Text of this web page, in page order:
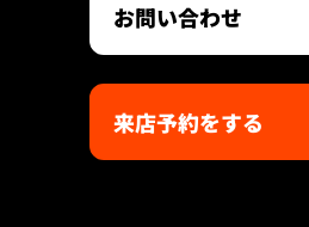
お問い合わせ
来店予約をする